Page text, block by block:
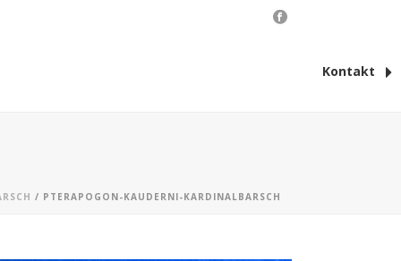
Kontakt
/ PTERAPOGON-KAUDERNI-KARDINALBARSCH